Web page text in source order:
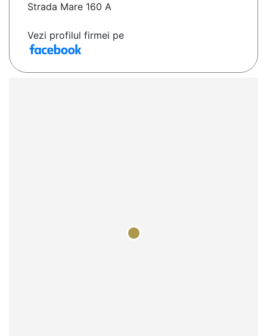
Strada Mare 160 A
Vezi profilul firmei pe